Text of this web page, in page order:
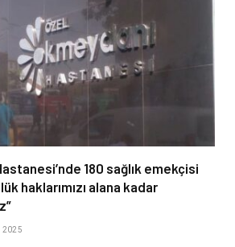
180 sağlık emekçisi
haklarımızı alana kadar
2025